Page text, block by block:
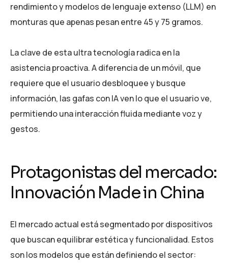
rendimiento y modelos de lenguaje extenso (LLM) en
monturas que apenas pesan entre 45 y 75 gramos.
La clave de esta ultra tecnología radica en la
asistencia proactiva. A diferencia de un móvil, que
requiere que el usuario desbloquee y busque
información, las gafas con IA ven lo que el usuario ve,
permitiendo una interacción fluida mediante voz y
gestos.
Protagonistas del mercado:
Innovación Made in China
El mercado actual está segmentado por dispositivos
que buscan equilibrar estética y funcionalidad. Estos
son los modelos que están definiendo el sector: